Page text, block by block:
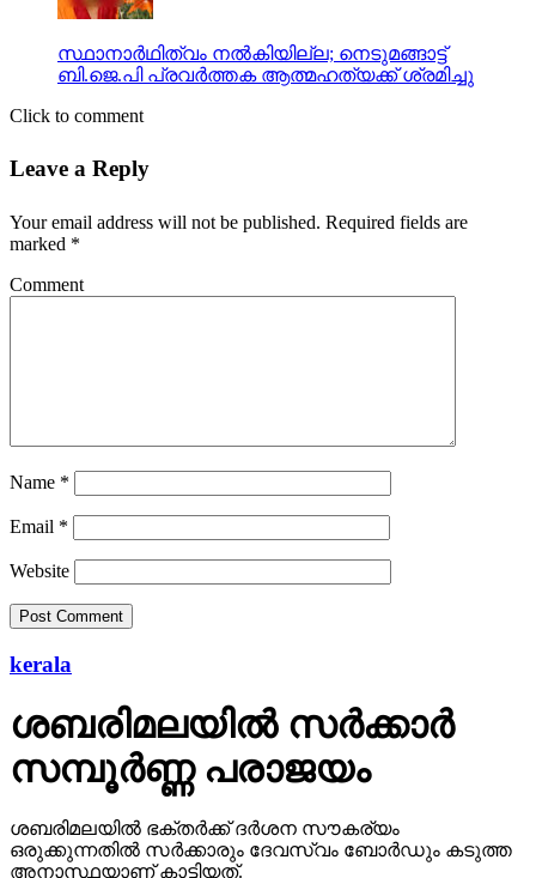
സ്ഥാനാര്‍ഥിത്വം നല്‍കിയില്ല; നെടുമങ്ങാട്ട്
ബി.ജെ.പി പ്രവര്‍ത്തക ആത്മഹത്യക്ക് ശ്രമിച്ചു
Click to comment
Leave a Reply
Your email address will not be published. Required fields are
marked *
Comment
Name *
Email *
Website
kerala
ശബരിമലയില്‍ സര്‍ക്കാര്‍
സമ്പൂര്‍ണ്ണ പരാജയം
ശബരിമലയില്‍ ഭക്തര്‍ക്ക് ദര്‍ശന സൗകര്യം
ഒരുക്കുന്നതില്‍ സര്‍ക്കാരും ദേവസ്വം ബോര്‍ഡും കടുത്ത
അനാസ്ഥയാണ് കാട്ടിയത്.